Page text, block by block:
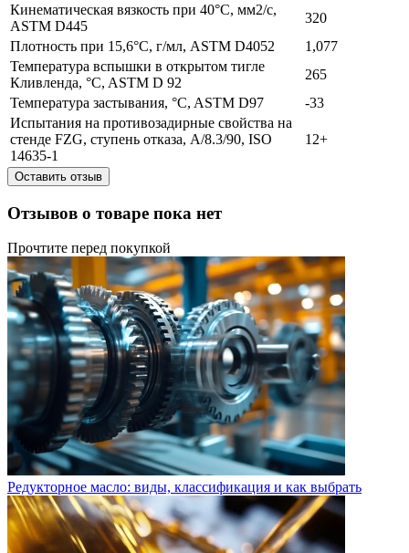
Кинематическая вязкость при 40°C, мм2/с,
ASTM D445
320
Плотность при 15,6°C, г/мл, ASTM D4052
1,077
Температура вспышки в открытом тигле
Кливленда, °C, ASTM D 92
265
Температура застывания, °C, ASTM D97
-33
Испытания на противозадирные свойства на
стенде FZG, ступень отказа, A/8.3/90, ISO
14635-1
12+
Оставить отзыв
Отзывов о товаре пока нет
Прочтите перед покупкой
Редукторное масло: виды, классификация и как выбрать